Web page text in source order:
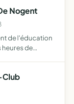
Nogent
de l'éducation
de